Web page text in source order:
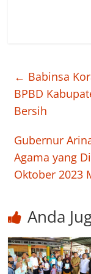
← Babinsa
BPBD
Bersih
Gubernur
Agama yang
Oktober 2023
Anda